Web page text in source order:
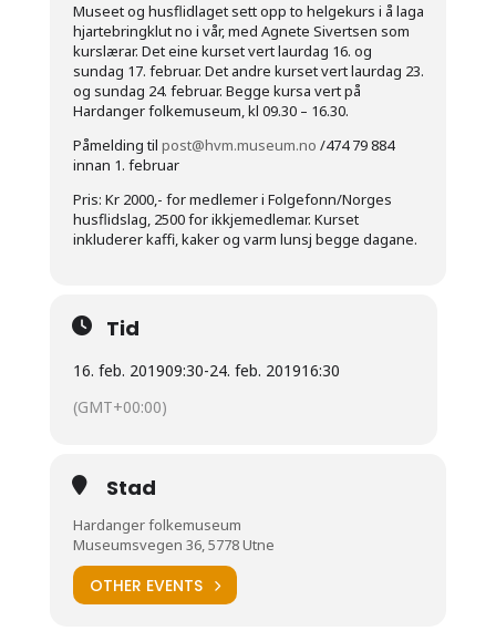
Museet og husflidlaget sett opp to helgekurs i å laga
hjartebringklut no i vår, med Agnete Sivertsen som
kurslærar. Det eine kurset vert laurdag 16. og
sundag 17. februar. Det andre kurset vert laurdag 23.
og sundag 24. februar. Begge kursa vert på
Hardanger folkemuseum, kl 09.30 – 16.30.
Påmelding til post@hvm.museum.no /474 79 884
innan 1. februar
Pris: Kr 2000,- for medlemer i Folgefonn/Norges
husflidslag, 2500 for ikkjemedlemar. Kurset
inkluderer kaffi, kaker og varm lunsj begge dagane.
Tid
16. feb. 201909:30-24. feb. 201916:30
(GMT+00:00)
Stad
Hardanger folkemuseum
Museumsvegen 36, 5778 Utne
OTHER EVENTS